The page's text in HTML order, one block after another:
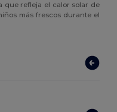
que refleja el calor solar de
más frescos durante el